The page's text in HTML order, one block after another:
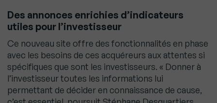
Des annonces enrichies d’indicateurs
utiles pour l’investisseur
Ce nouveau site offre des fonctionnalités en phase
avec les besoins de ces acquéreurs aux attentes si
spécifiques que sont les investisseurs. « Donner à
l’investisseur toutes les informations lui
permettant de décider en connaissance de cause,